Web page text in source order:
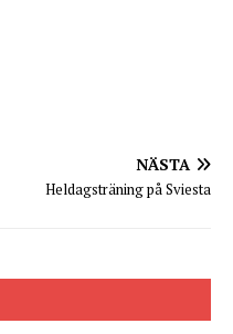
NÄSTA
Heldagsträning på Sviesta